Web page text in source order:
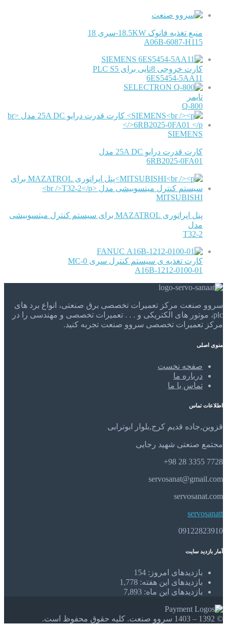
منبع تغذیه فانوک 18.5KW-سری 18
A06B-6087-H115
SIEMENS
کارت خروجی 8تایی برای PLC S5
6ES5454-5AA11
SELECTRON
تایمر
800-Q
SIEMENS
کارت قدرت درایو 25A DC مدل
6RB2025-0FA01
MITSUBISHI
پنل اپراتوری MAZATROL برای سیستم کنترل میتسوبیشی
مدل
T32-2
FANUC
کارت تغذیه ی سیستم کنترل سری 0-MC
A16B-1212-0100-01
سروو صنعت مرکز تعمیرات تخصصی برق صنعتی، انواع برد های
plc، موتور های الکتریکی و . . . تعمیرات تخصصی و مهندسی را در
مرکز تعمیرات تخصصی سروو صنعت تجربه کنید.
منوی اصلی
صفحه نخست
درباره ما
تماس با ما
اطلاعات تماس
قزوین,جاده قدیم کرج,بلوار ابوترابی
مجتمع صنعتی شهید رجایی
7728 3355 28 98+
servosanat@gmail.com
servosanat.com
servosanatt
09122823910
آمار بازدید سایت
بازدیدهای امروز: 154
بازدیدهای این هفته: 1,778
بازدیدهای این ماه: 7,893
© 1392 – 1403 سروو صنعت. کلیه حقوق محفوظ است.